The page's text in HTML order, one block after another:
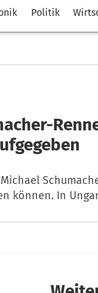
Politik
können. In